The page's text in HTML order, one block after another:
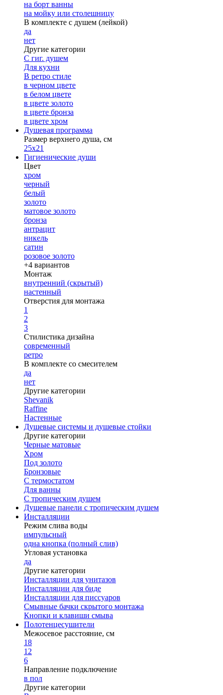
на борт ванны
на мойку или столешницу
В комплекте с душем (лейкой)
да
нет
Другие категории
С гиг. душем
Для кухни
В ретро стиле
в черном цвете
в белом цвете
в цвете золото
в цвете бронза
в цвете хром
Душевая программа
Размер верхнего душа, см
25х21
Гигиенические души
Цвет
хром
черный
белый
золото
матовое золото
бронза
антрацит
никель
сатин
розовое золото
+4 вариантов
Монтаж
внутренний (скрытый)
настенный
Отверстия для монтажа
1
2
3
Стилистика дизайна
современный
ретро
В комплекте со смесителем
да
нет
Другие категории
Shevanik
Raffine
Настенные
Душевые системы и душевые стойки
Другие категории
Черные матовые
Хром
Под золото
Бронзовые
С термостатом
Для ванны
С тропическим душем
Душевые панели с тропическим душем
Инсталляции
Режим слива воды
импульсный
одна кнопка (полный слив)
Угловая установка
да
Другие категории
Инсталляции для унитазов
Инсталляции для биде
Инсталляции для писсуаров
Смывные бачки скрытого монтажа
Кнопки и клавиши смыва
Полотенцесушители
Межосевое расстояние, см
18
12
6
Направление подключение
в пол
Другие категории